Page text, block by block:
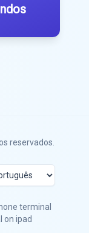
reservados.
terminal
on ipad